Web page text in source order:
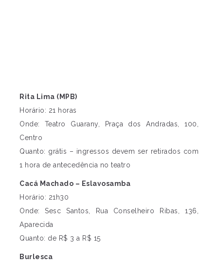
Rita Lima (MPB)
Horário: 21 horas
Onde: Teatro Guarany, Praça dos Andradas, 100,
Centro
Quanto: grátis – ingressos devem ser retirados com
1 hora de antecedência no teatro
Cacá Machado – Eslavosamba
Horário: 21h30
Onde: Sesc Santos, Rua Conselheiro Ribas, 136,
Aparecida
Quanto: de R$ 3 a R$ 15
Burlesca